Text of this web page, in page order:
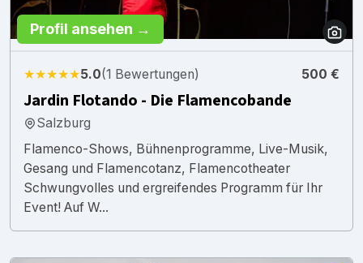
Profil ansehen →
★★★★★5.0(1 Bewertungen) 500 €
Jardin Flotando - Die Flamencobande
Salzburg
Flamenco-Shows, Bühnenprogramme, Live-Musik,
Gesang und Flamencotanz, Flamencotheater
Schwungvolles und ergreifendes Programm für Ihr
Event! Auf W...